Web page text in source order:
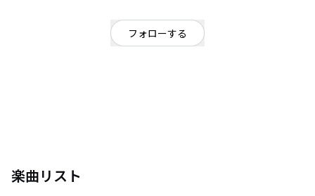
フォローする
楽曲リスト